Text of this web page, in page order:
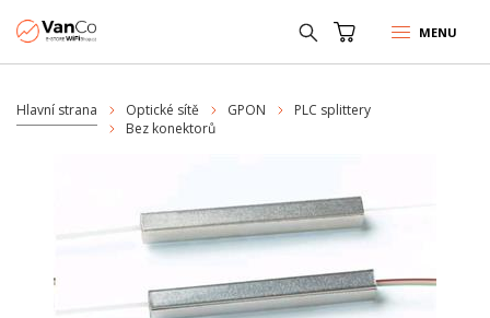
MENU
Hlavní strana Optické sítě GPON
PLC splittery
Bez konektorů